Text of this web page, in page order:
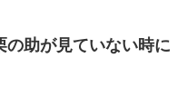
の助が見ていない時に